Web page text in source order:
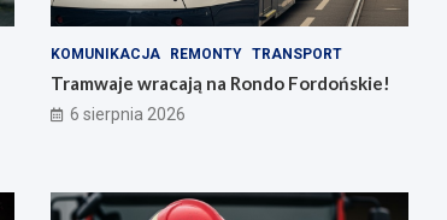
KOMUNIKACJA REMONTY TRANSPORT
Tramwaje wracają na Rondo Fordońskie!
6 sierpnia 2026